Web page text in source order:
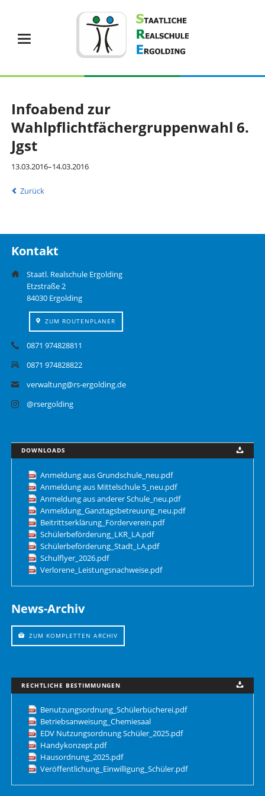
Infoabend zur
Wahlpflichtfächergruppenwahl 6.
Jgst
13.03.2016–14.03.2016
Zurück
Kontakt
Staatl. Realschule Ergolding
Etzstraße 2
84030 Ergolding
ZUM ROUTENPLANER
0871 974828811
0871 974828822
verwaltung@rs-ergolding.de
@rsergolding
DOWNLOADS
Anmeldung aus Grundschule_neu.pdf
Anmeldung aus Mittelschule 5_neu.pdf
Anmeldung aus anderer Schule_neu.pdf
Anmeldung_Ganztagsbetreuung_neu.pdf
Beitrittserklärung_Förderverein.pdf
Schülerbeförderung_LKR_LA.pdf
Schülerbeförderung_Stadt_LA.pdf
Schulflyer_2026.pdf
Verlorene_Leistungsnachweise.pdf
News-Archiv
ZUM KOMPLETTEN ARCHIV
RECHTLICHE BESTIMMUNGEN
Benutzungsordnung_Schülerbücherei.pdf
Betriebsanweisung_Chemiesaal
EDV Nutzungsordnung Schüler_2025.pdf
Handykonzept.pdf
Hausordnung_2025.pdf
Veröffentlichung_Einwilligung_Schüler.pdf